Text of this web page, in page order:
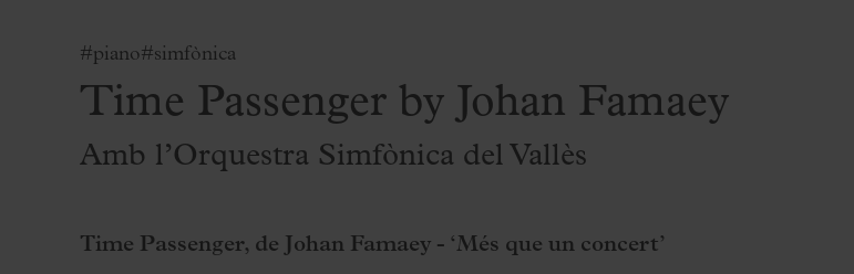
Comprar entrades
Regala Palau
Activitats complementàries
#piano#simfònica
Time Passenger by Johan Famaey
Amb l’Orquestra Simfònica del Vallès
Time Passenger, de Johan Famaey - ‘Més que un concert’